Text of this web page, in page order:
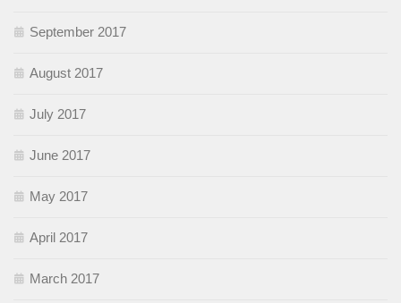
September 2017
August 2017
July 2017
June 2017
May 2017
April 2017
March 2017